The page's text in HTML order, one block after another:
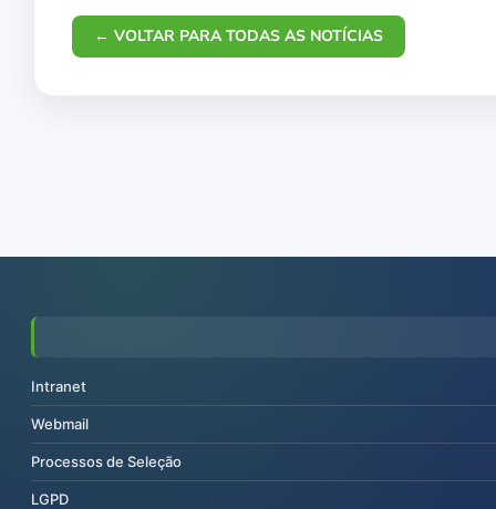
← VOLTAR PARA TODAS AS NOTÍCIAS
Intranet
Webmail
Processos de Seleção
LGPD